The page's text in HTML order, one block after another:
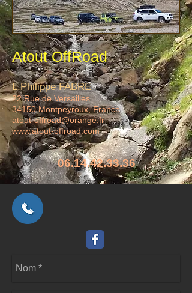
Atout OffRoad
L.Philippe FABRE
22 Rue de Versailles
34150 Montpeyroux, France
atout-offroad@orange.fr
www.atout-offroad.com
06.14.42.33.36